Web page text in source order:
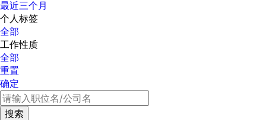
最近三个月
个人标签
全部
工作性质
全部
重置
确定